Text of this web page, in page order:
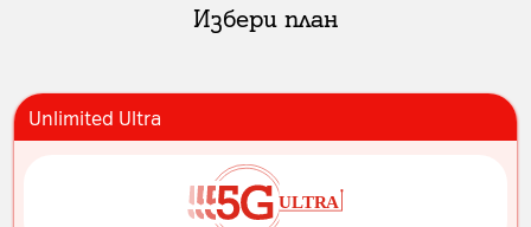
Избери план
Unlimited Ultra